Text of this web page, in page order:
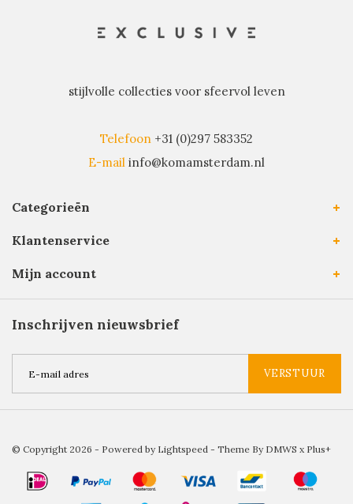
stijlvolle collecties voor sfeervol leven
Telefoon +31 (0)297 583352
E-mail info@komamsterdam.nl
Categorieën
Klantenservice
Mijn account
Inschrijven nieuwsbrief
VERSTUUR
© Copyright 2026 - Powered by Lightspeed - Theme By DMWS x Plus+